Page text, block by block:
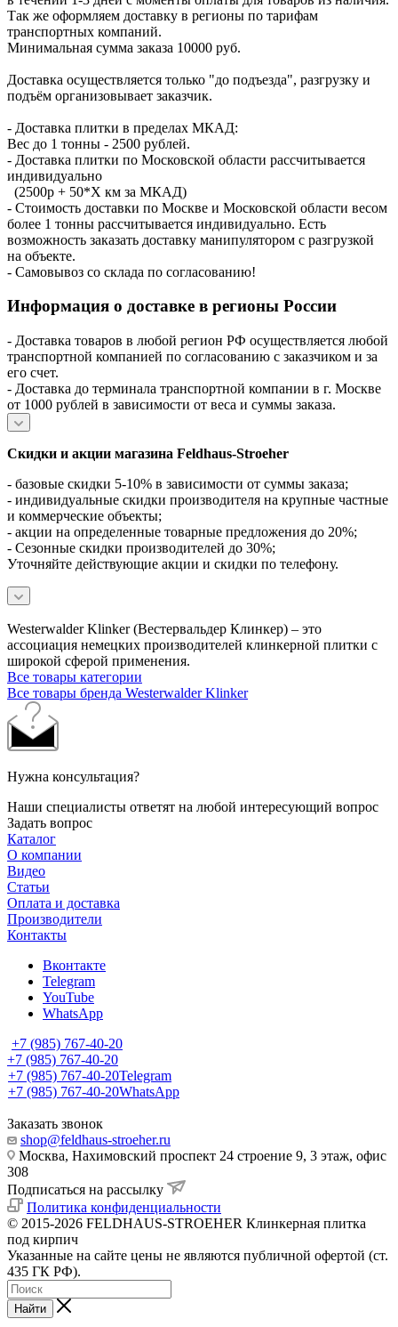
Так же оформляем доставку в регионы по тарифам
транспортных компаний.
Минимальная сумма заказа 10000 руб.
Доставка осуществляется только "до подъезда", разгрузку и
подъём организовывает заказчик.
- Доставка плитки в пределах МКАД:
Вес до 1 тонны - 2500 рублей.
- Доставка плитки по Московской области рассчитывается
индивидуально
(2500р + 50*X км за МКАД)
- Стоимость доставки по Москве и Московской области весом
более 1 тонны рассчитывается индивидуально. Есть
возможность заказать доставку манипулятором с разгрузкой
на объекте.
- Самовывоз со склада по согласованию!
Информация о доставке в регионы России
- Доставка товаров в любой регион РФ осуществляется любой
транспортной компанией по согласованию с заказчиком и за
его счет.
- Доставка до терминала транспортной компании в г. Москве
от 1000 рублей в зависимости от веса и суммы заказа.
Скидки и акции магазина Feldhaus-Stroeher
- базовые скидки 5-10% в зависимости от суммы заказа;
- индивидуальные скидки производителя на крупные частные
и коммерческие объекты;
- акции на определенные товарные предложения до 20%;
- Сезонные скидки производителей до 30%;
Уточняйте действующие акции и скидки по телефону.
Westerwalder Klinker (Вестервальдер Клинкер) – это
ассоциация немецких производителей клинкерной плитки с
широкой сферой применения.
Все товары категории
Все товары бренда Westerwalder Klinker
Нужна консультация?
Наши специалисты ответят на любой интересующий вопрос
Задать вопрос
Каталог
О компании
Видео
Статьи
Оплата и доставка
Производители
Контакты
Вконтакте
Telegram
YouTube
WhatsApp
+7 (985) 767-40-20
+7 (985) 767-40-20
+7 (985) 767-40-20Telegram
+7 (985) 767-40-20WhatsApp
Заказать звонок
shop@feldhaus-stroeher.ru
Москва, Нахимовский проспект 24 строение 9, 3 этаж, офис
308
Подписаться на рассылку
Политика конфиденциальности
© 2015-2026 FELDHAUS-STROEHER Клинкерная плитка
под кирпич
Указанные на сайте цены не являются публичной офертой (ст.
435 ГК РФ).
Найти